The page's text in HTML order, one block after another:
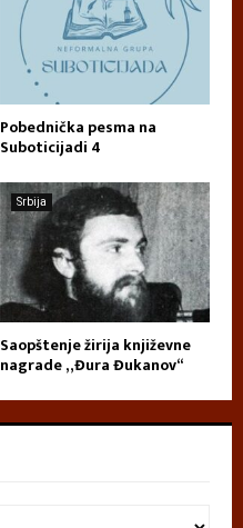
Pobednička pesma na
Suboticijadi 4
Srbija
Saopštenje žirija književne
nagrade „Đura Đukanov“